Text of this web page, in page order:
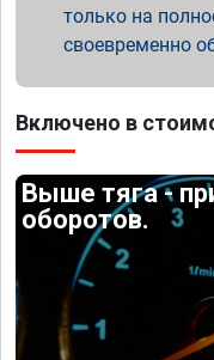
только на
своевременно
Включено в
Выше тяга -
оборотов.